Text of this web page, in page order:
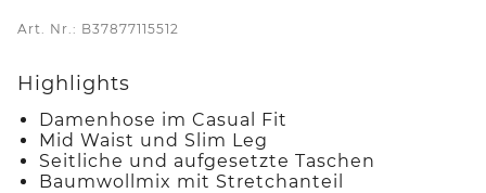
Art. Nr.: B37877115512
Highlights
Damenhose im Casual Fit
Mid Waist und Slim Leg
Seitliche und aufgesetzte Taschen
Baumwollmix mit Stretchanteil